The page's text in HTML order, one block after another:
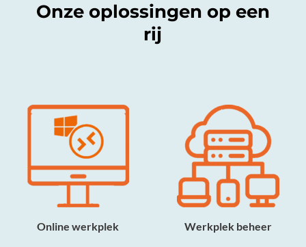
Onze oplossingen op een
rij
Online werkplek Werkplek beheer